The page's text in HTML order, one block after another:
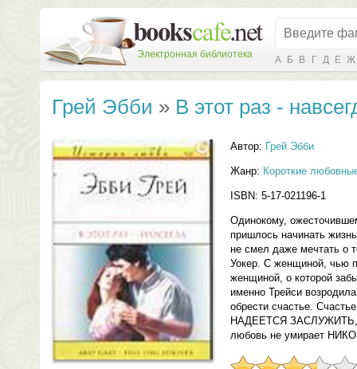
Электронная библиотека А Б В Г Д Е Ж
Грей Эбби » В этот раз -
Автор: Грей Эбби
Жанр: Короткие
ISBN: 5-17-021196-1
Одинокому,
пришлось начинать
не смел даже мечтать о
Уокер. С женщиной, чью
женщиной, о которой
именно Трейси
обрести счастье.
НАДЕЕТСЯ ЗАСЛУЖИТЬ,
любовь не умирает